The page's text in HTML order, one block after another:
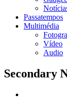
Passatempos
Multimédia
Vídeo
Audio
Secondary